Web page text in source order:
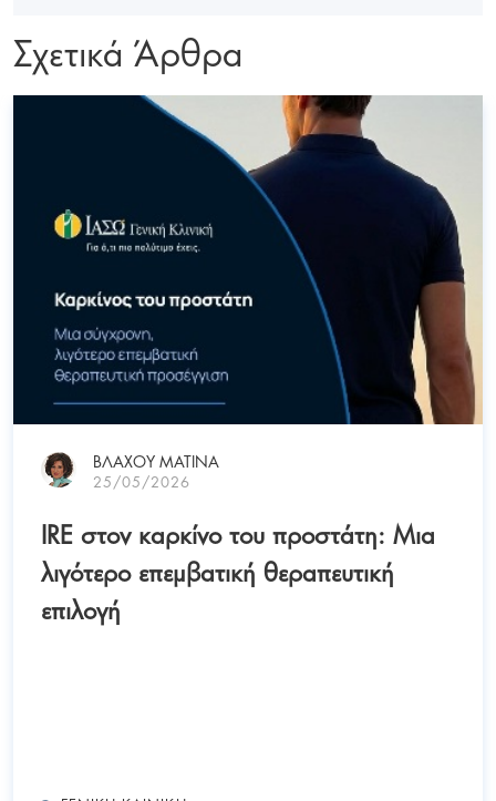
Σχετικά Άρθρα
ΒΛΑΧΟΥ ΜΑΤΙΝΑ
25/05/2026
IRE στον καρκίνο του προστάτη: Μια
λιγότερο επεμβατική θεραπευτική
επιλογή